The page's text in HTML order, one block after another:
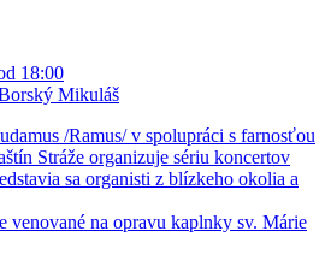
18:00
Mikuláš
/Ramus/ v spolupráci s farnosťou
Stráže organizuje sériu koncertov
sa organisti z blízkeho okolia a
venované na opravu kaplnky sv. Márie